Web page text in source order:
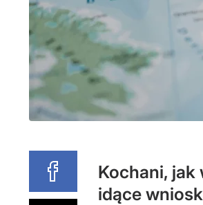
Kochani,
idące